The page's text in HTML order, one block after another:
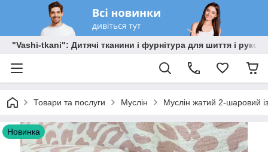
"Vashi-tkani": Дитячі тканини і фурнітура для шиття і
Товари та послуги Муслін Муслін жатий 2-шаровий
Новинка